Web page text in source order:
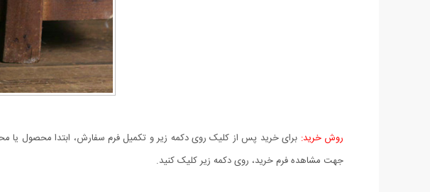
روش خرید: برای خرید پس از کلیک روی دکمه زیر و تکمیل فرم سفارش، ابتدا محصول یا
جهت مشاهده فرم خرید، روی دکمه زیر کلیک کنید.